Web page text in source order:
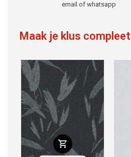
email of whatsapp
Maak je klus compleet